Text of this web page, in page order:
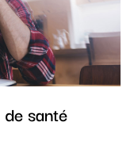
santé